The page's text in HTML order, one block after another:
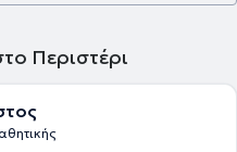
Περιστέρι